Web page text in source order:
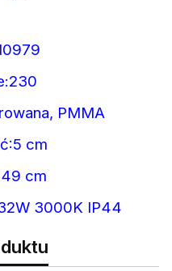
PMMA
cm
cm
3000K IP44